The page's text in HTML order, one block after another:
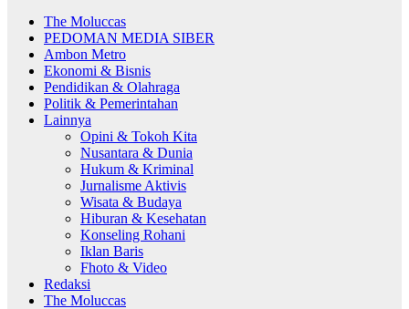
The Moluccas
PEDOMAN MEDIA SIBER
Ambon Metro
Ekonomi & Bisnis
Pendidikan & Olahraga
Politik & Pemerintahan
Lainnya
Opini & Tokoh Kita
Nusantara & Dunia
Hukum & Kriminal
Jurnalisme Aktivis
Wisata & Budaya
Hiburan & Kesehatan
Konseling Rohani
Iklan Baris
Fhoto & Video
Redaksi
The Moluccas